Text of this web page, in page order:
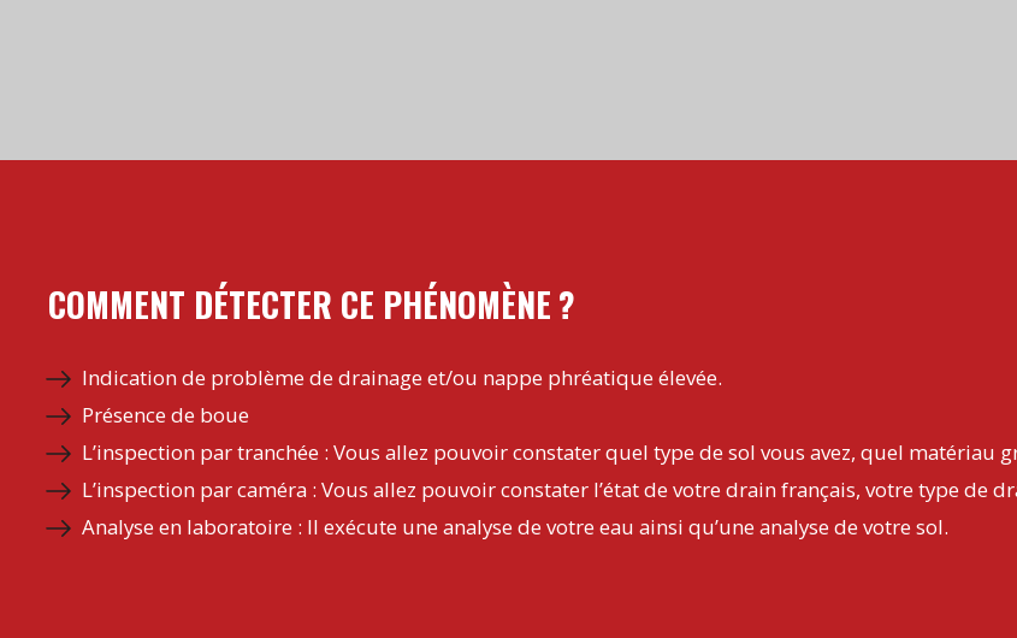
COMMENT DÉTECTER CE PHÉNOMÈNE ?
Indication de problème de drainage et/ou nappe phréatique élevée.
Présence de boue
L’inspection par tranchée : Vous allez pouvoir constater quel type de sol vous avez, quel matériau
L’inspection par caméra : Vous allez pouvoir constater l’état de votre drain français, votre type de
Analyse en laboratoire : Il exécute une analyse de votre eau ainsi qu’une analyse de votre sol.